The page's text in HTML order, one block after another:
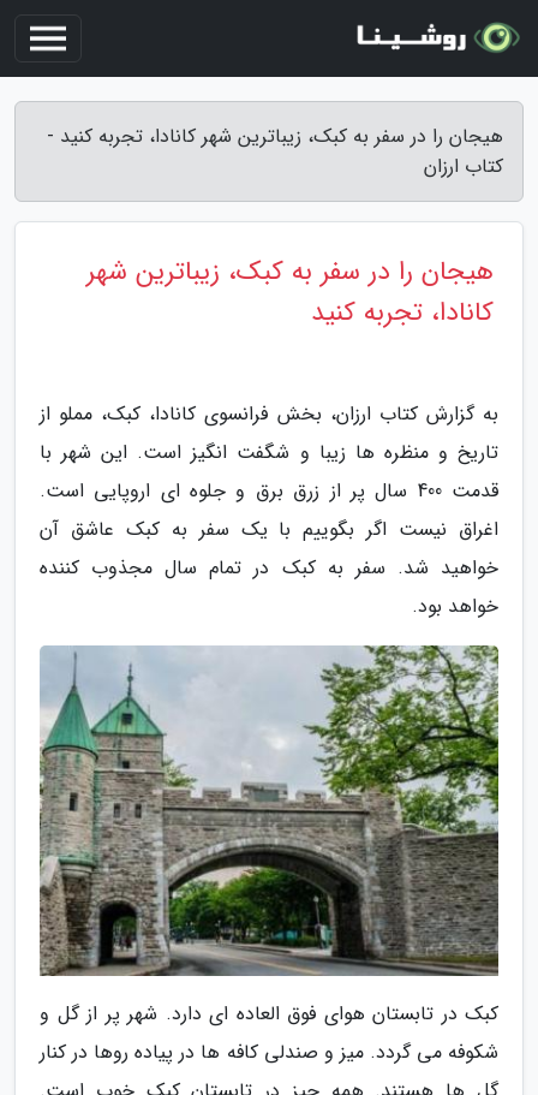
هیجان را در سفر به کبک، زیباترین شهر کانادا، تجربه کنید -
کتاب ارزان
هیجان را در سفر به کبک، زیباترین شهر
کانادا، تجربه کنید
به گزارش کتاب ارزان، بخش فرانسوی کانادا، کبک، مملو از
تاریخ و منظره ها زیبا و شگفت انگیز است. این شهر با
قدمت 400 سال پر از زرق برق و جلوه ای اروپایی است.
اغراق نیست اگر بگوییم با یک سفر به کبک عاشق آن
خواهید شد. سفر به کبک در تمام سال مجذوب کننده
خواهد بود.
کبک در تابستان هوای فوق العاده ای دارد. شهر پر از گل و
شکوفه می گردد. میز و صندلی کافه ها در پیاده روها در کنار